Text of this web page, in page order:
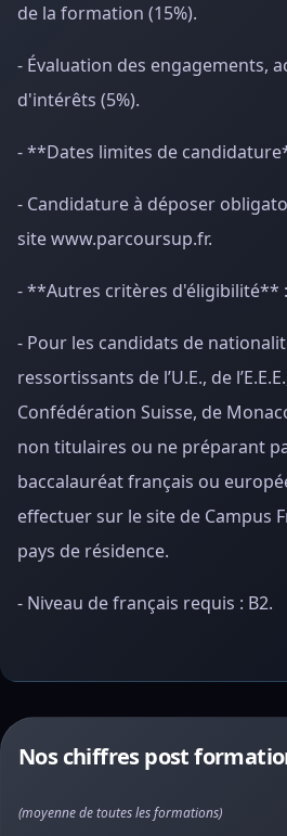
de la formation (15%).
- Évaluation des engagements,
d'intérêts (5%).
- **Dates limites de
- Candidature à déposer
site www.parcoursup.fr.
- **Autres critères d'éligibilité** :
- Pour les candidats de
ressortissants de l’U.E., de
Confédération Suisse, de
non titulaires ou ne préparant
baccalauréat français ou
effectuer sur le site de Campus
pays de résidence.
- Niveau de français requis : B2.
Nos chiffres post
(moyenne de toutes les formations)